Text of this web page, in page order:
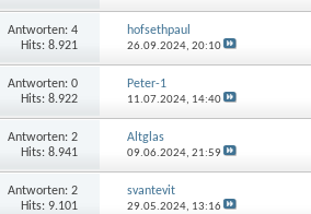
Antworten: 4
Hits: 8.921
hofsethpaul
26.09.2024,20:10
Antworten: 0
Hits: 8.922
Peter-1
11.07.2024, 14:40
Antworten: 2
Hits: 8.941
Altglas
09.06.2024,21:59
Antworten: 2
Hits: 9.101
svantevit
29.05.2024, 13:16